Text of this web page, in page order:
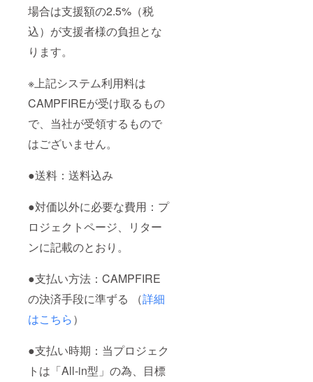
場合は⽀援額の2.5%（税
込）が⽀援者様の負担とな
ります。
※上記システム利⽤料は
CAMPFIREが受け取るもの
で、当社が受領するもので
はございません。
●送料：送料込み
●対価以外に必要な費⽤：プ
ロジェクトページ、リター
ンに記載のとおり。
●⽀払い⽅法：CAMPFIRE
の決済⼿段に準ずる （詳細
はこちら）
●⽀払い時期：当プロジェク
トは「All-in型」の為、⽬標